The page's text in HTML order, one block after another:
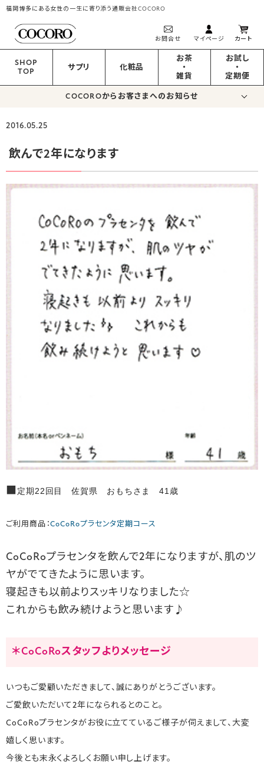
福岡博多にある女性の一生に寄り添う通販会社COCORO
お問合せ マイページ カート
SHOP
TOP
サプリ 化粧品
お茶
・
雑貨
お試し
・
定期便
COCOROからお客さまへのお知らせ
2016.05.25
飲んで2年になります
■定期22回目 佐賀県 おもちさま 41歳
ご利用商品：CoCoRoプラセンタ定期コース
CoCoRoプラセンタを飲んで2年になりますが、肌のツ
ヤがでてきたように思います。
寝起きも以前よりスッキリなりました☆
これからも飲み続けようと思います♪
＊CoCoRoスタッフよりメッセージ
いつもご愛顧いただきまして、誠にありがとうございます。
ご愛飲いただいて2年になられるとのこと。
CoCoRoプラセンタがお役に立てているご様子が伺えまして、大変
嬉しく思います。
今後とも末永くよろしくお願い申し上げます。